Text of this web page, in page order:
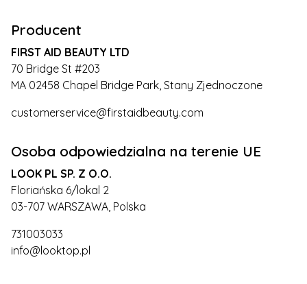
Producent
FIRST AID BEAUTY LTD
70 Bridge St #203
MA 02458 Chapel Bridge Park, Stany Zjednoczone
customerservice@firstaidbeauty.com
Osoba odpowiedzialna na terenie UE
LOOK PL SP. Z O.O.
Floriańska 6/lokal 2
03-707 WARSZAWA, Polska
731003033
info@looktop.pl